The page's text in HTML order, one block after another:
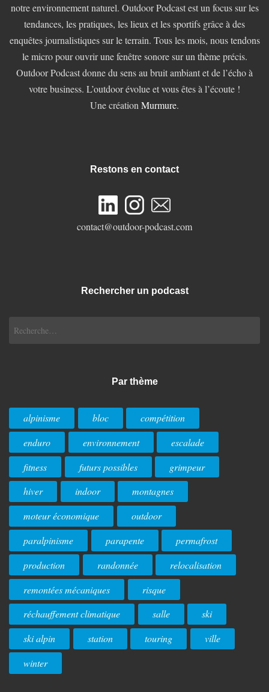
notre environnement naturel. Outdoor Podcast est un focus sur les
tendances, les pratiques, les lieux et les sportifs grâce à des
enquêtes journalistiques sur le terrain. Tous les mois, nous tendons
le micro pour ouvrir une fenêtre sonore sur un thème précis.
Outdoor Podcast donne du sens au bruit ambiant et de l’écho à
votre business. L’outdoor évolue et vous êtes à l’écoute !
Une création Murmure.
Restons en contact
contact@outdoor-podcast.com
Rechercher un podcast
Par thème
alpinisme bloc
compétition
enduro
environnement
escalade
fitness
futurs possibles
grimpeur
hiver
indoor
montagnes
moteur économique
outdoor
paralpinisme
parapente
permafrost
production
randonnée
relocalisation
remontées mécaniques
risque
réchauffement climatique
salle
ski
ski alpin
station touring
ville
winter